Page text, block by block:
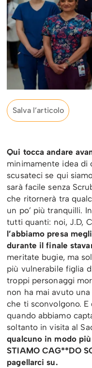
Salva l’articolo
Qui tocca andare
minimamente idea di
scusateci se qui
sarà facile senza
che ritornerà tra
un po’ più tranquilli.
tutti quanti: noi, J.D,
l’abbiamo presa
durante il finale
meritate bugie, ma
più vulnerabile figlia
troppi personaggi
non ha mai avuto
che ti sconvolgono.
quando abbiamo
soltanto in visita al
qualcuno in modo
STIAMO CAG**DO
pagellarci su.